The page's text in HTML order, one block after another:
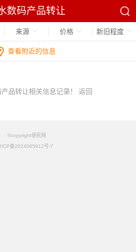
数码产品转让
来源 价格 新旧程度
查看附近的信息
品转让相关信息记录！ 返回
©copyright便民网
ICP备2024065912号-7